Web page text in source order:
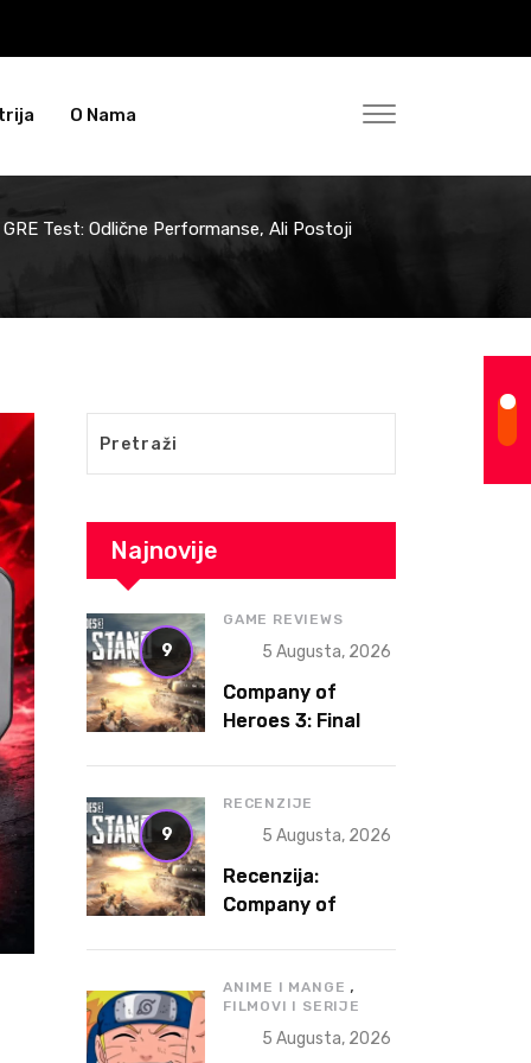
O Nama
Test: Odlične Performanse, Ali Postoji
Najnovije
9
GAME REVIEWS
5 Augusta, 2026
Company of
Heroes 3: Final
Legendary RTS
9
RECENZIJE
5 Augusta, 2026
Recenzija:
Company of
ANIME I MANGE ,
FILMOVI I SERIJE
5 Augusta, 2026